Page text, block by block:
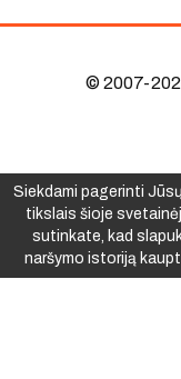
© 2007-
Siekdami pagerinti
tikslais šioje
sutinkate, kad
naršymo istoriją